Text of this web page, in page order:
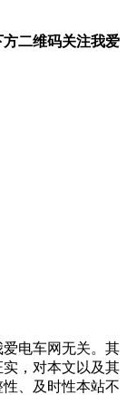
二维码关注我爱
电车网无关。其
，对本文以及其
、及时性本站不